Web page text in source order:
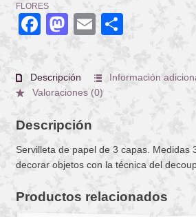
FLORES
Facebook
Mastodon
Email
Descripción
Información
Valoraciones (0)
Descripción
Servilleta de papel de 3 capas. Medidas
decorar objetos con la técnica del
Productos relacionados